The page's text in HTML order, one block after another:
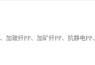
、加玻纤PP、加矿纤PP、抗静电PP